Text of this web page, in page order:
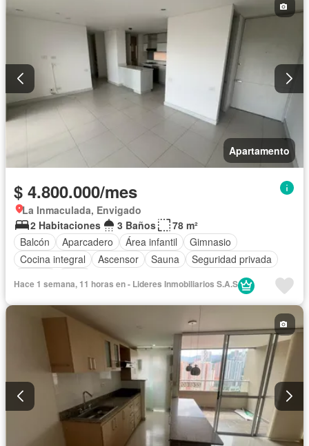
Apartamento
$ 4.800.000/mes
La Inmaculada, Envigado
2 Habitaciones
3 Baños
78 m²
Balcón
Aparcadero Área infantil
Gimnasio
Cocina integral
Ascensor Sauna
Seguridad privada
Hace 1 semana, 11 horas en - Lideres Inmobiliarios S.A.S